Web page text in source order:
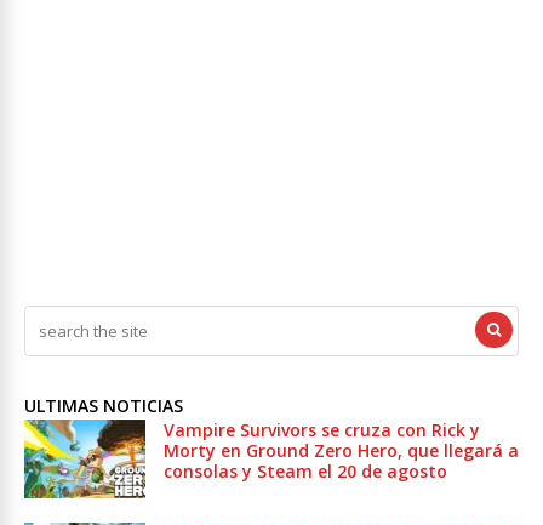
ULTIMAS NOTICIAS
Vampire Survivors se cruza con Rick y
Morty en Ground Zero Hero, que llegará a
consolas y Steam el 20 de agosto